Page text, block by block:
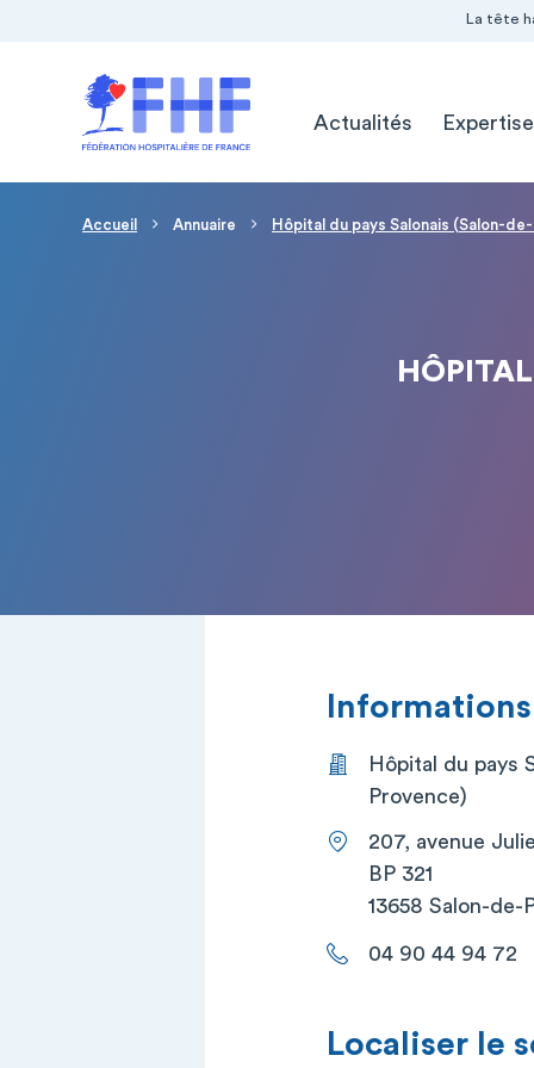
La tête
Actualités
Fil d'Ariane
Accueil Annuaire Hôpital du pays Salonais (Salon-
Hôpital du pays
Provence)
207, avenue
BP 321
13658 Salon-de-
04 90 44 94 72
Localiser le